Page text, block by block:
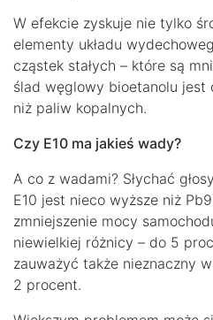
W efekcie zyskuje nie tylko
elementy układu
cząstek stałych – które są
ślad węglowy bioetanolu jest
niż paliw kopalnych.
Czy E10 ma jakieś wady?
A co z wadami? Słychać
E10 jest nieco wyższe niż
zmniejszenie mocy
niewielkiej różnicy – do 5
zauważyć także nieznaczny
2 procent.